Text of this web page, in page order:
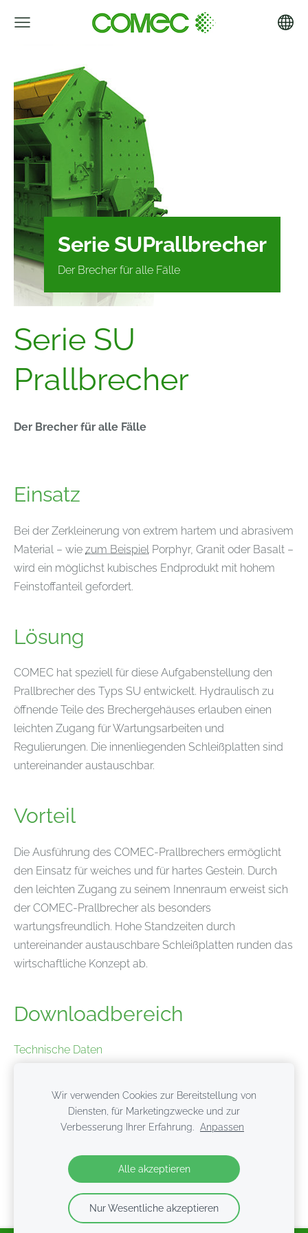
Serie SUPrallbrecher
Der Brecher für alle Fälle
Serie SU
Prallbrecher
Der Brecher für alle Fälle
Einsatz
Bei der Zerkleinerung von extrem hartem und abrasivem
Material – wie zum Beispiel Porphyr, Granit oder Basalt –
wird ein möglichst kubisches Endprodukt mit hohem
Feinstoffanteil gefordert.
Lösung
COMEC hat speziell für diese Aufgabenstellung den
Prallbrecher des Typs SU entwickelt. Hydraulisch zu
öffnende Teile des Brechergehäuses erlauben einen
leichten Zugang für Wartungsarbeiten und
Regulierungen. Die innenliegenden Schleißplatten sind
untereinander austauschbar.
Vorteil
Die Ausführung des COMEC-Prallbrechers ermöglicht
den Einsatz für weiches und für hartes Gestein. Durch
den leichten Zugang zu seinem Innenraum erweist sich
der COMEC-Prallbrecher als besonders
wartungsfreundlich. Hohe Standzeiten durch
untereinander austauschbare Schleißplatten runden das
wirtschaftliche Konzept ab.
Downloadbereich
Technische Daten
Cookies
Wir verwenden Cookies zur Bereitstellung von
Diensten, für Marketingzwecke und zur
Verbesserung Ihrer Erfahrung.
Anpassen
Alle akzeptieren
Nur Wesentliche akzeptieren